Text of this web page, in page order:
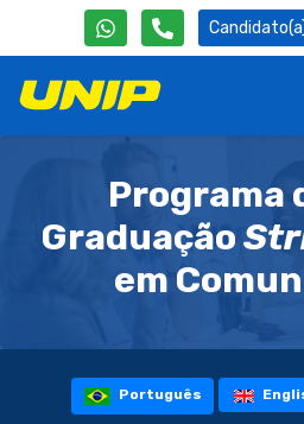
Programa
Graduação
em
Português